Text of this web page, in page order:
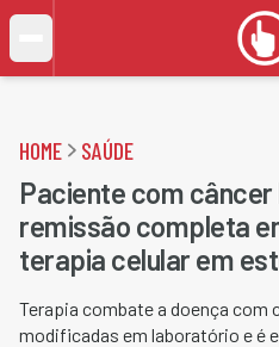
HOME SAÚDE
Paciente com câncer
remissão completa
terapia celular em
Terapia combate a doença com
modificadas em laboratório e é